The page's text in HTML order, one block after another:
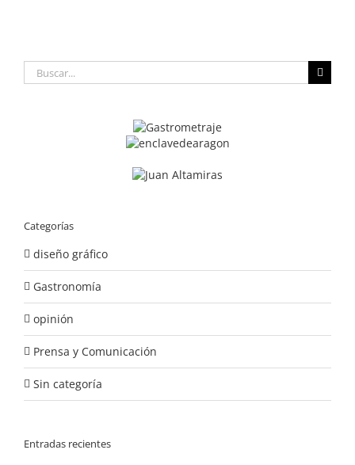
Buscar:
Categorías
diseño gráfico
Gastronomía
opinión
Prensa y Comunicación
Sin categoría
Entradas recientes